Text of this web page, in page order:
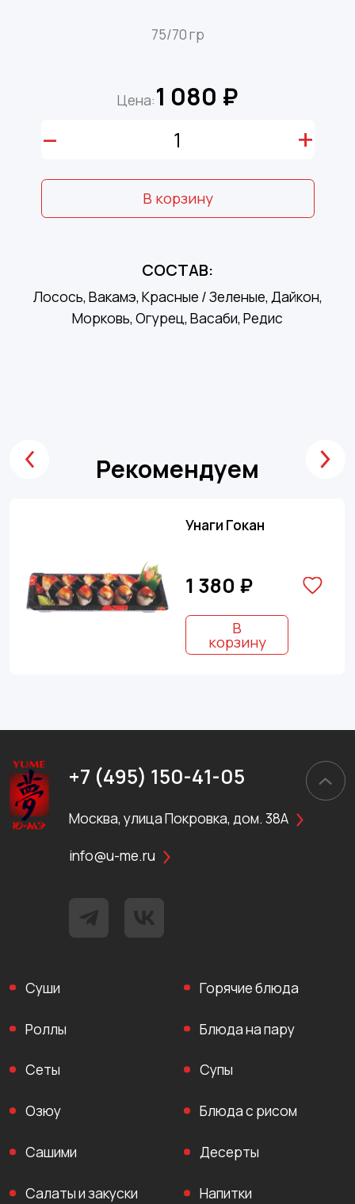
75/70 гр
Цена:1 080 ₽
– +
В корзину
СОСТАВ:
Лосось, Вакамэ, Красные / Зеленые, Дайкон,
Морковь, Огурец, Васаби, Редис
Рекомендуем
Унаги Гокан
1 380 ₽
В
корзину
+7 (495) 150-41-05
Москва, улица Покровка, дом. 38А
info@u-me.ru
Суши
Роллы
Сеты
Озюу
Сашими
Салаты и закуски
Горячие блюда
Блюда на пару
Супы
Блюда с рисом
Десерты
Напитки